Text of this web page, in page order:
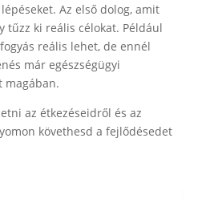
Az első dolog, amit
tűzz ki reális célokat. Például
reális lehet, de ennél
már egészségügyi
magában.
az étkezéseidről és az
követhesd a fejlődésedet